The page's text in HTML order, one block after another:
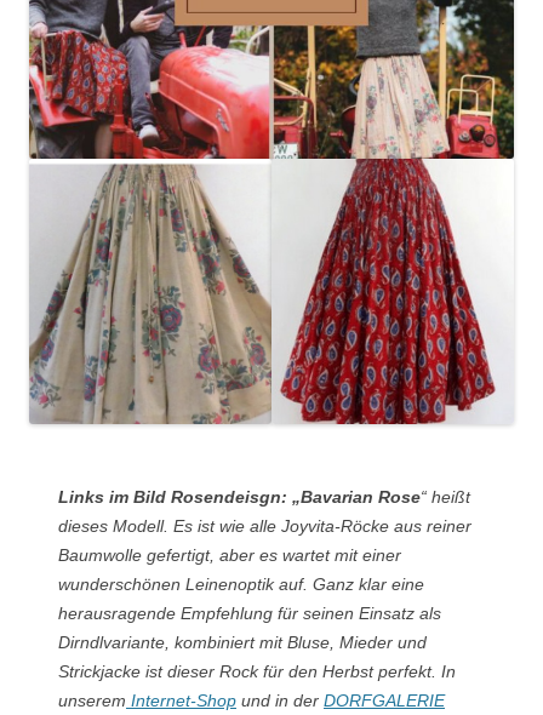
Links im Bild Rosendeisgn: „Bavarian Rose“ heißt
dieses Modell. Es ist wie alle Joyvita-Röcke aus reiner
Baumwolle gefertigt, aber es wartet mit einer
wunderschönen Leinenoptik auf. Ganz klar eine
herausragende Empfehlung für seinen Einsatz als
Dirndlvariante, kombiniert mit Bluse, Mieder und
Strickjacke ist dieser Rock für den Herbst perfekt. In
unserem Internet-Shop und in der DORFGALERIE